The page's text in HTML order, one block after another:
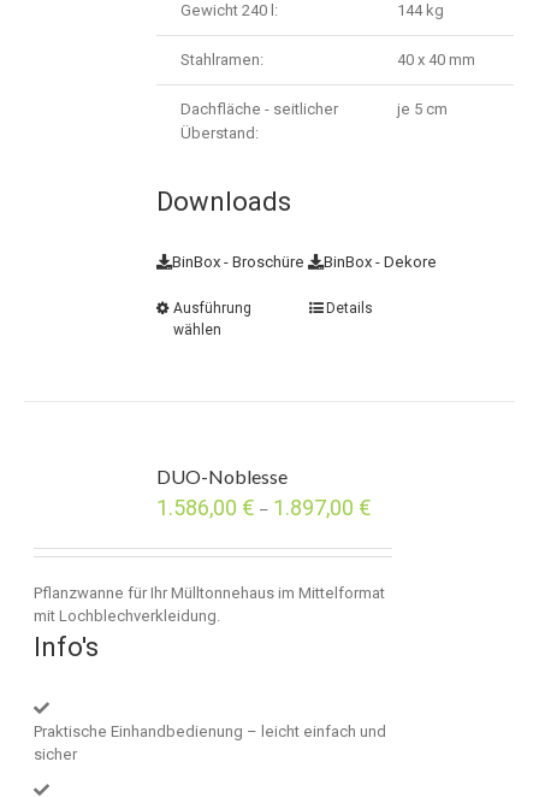
Gewicht 240 l: 144 kg
Stahlramen: 40 x 40 mm
Dachfläche - seitlicher
Überstand:
je 5 cm
Downloads
BinBox - Broschüre BinBox - Dekore
Ausführung
wählen
Details
DUO-Noblesse
1.586,00 € – 1.897,00 €
Pflanzwanne für Ihr Mülltonnehaus im Mittelformat
mit Lochblechverkleidung.
Info's
Praktische Einhandbedienung – leicht einfach und
sicher